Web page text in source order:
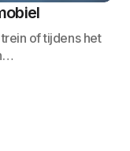
of tijdens het